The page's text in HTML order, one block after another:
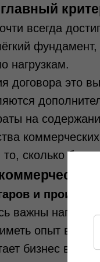
всегда
нагрузкам.
договора это
на
сколько
и
важны
опыт в
бизнес